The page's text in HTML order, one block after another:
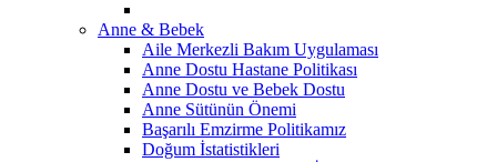
Anne & Bebek
Aile Merkezli Bakım Uygulaması
Anne Dostu Hastane Politikası
Anne Dostu ve Bebek Dostu
Anne Sütünün Önemi
Başarılı Emzirme Politikamız
Doğum İstatistikleri